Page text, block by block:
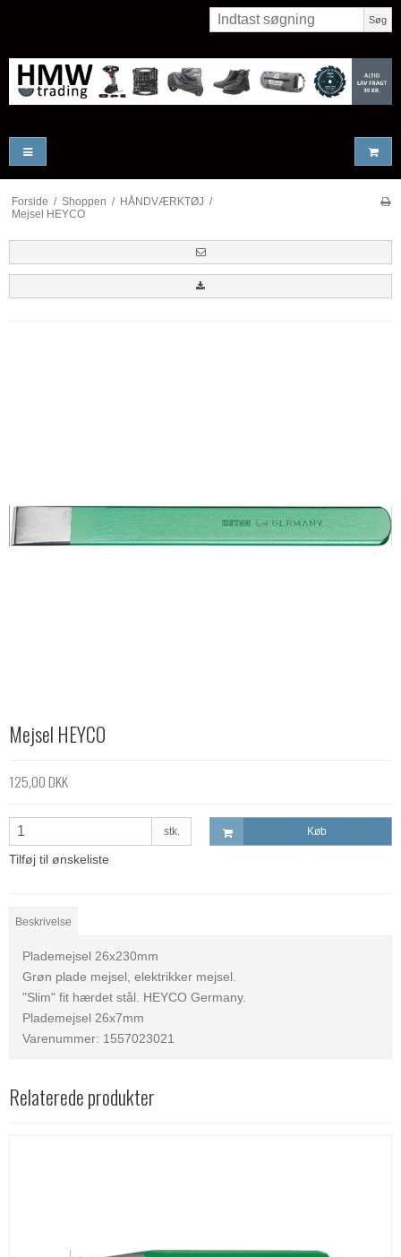
Søg
Forside / Shoppen / HÅNDVÆRKTØJ /
Mejsel HEYCO
Mejsel HEYCO
125,00 DKK
stk. Køb
Tilføj til ønskeliste
Beskrivelse
Plademejsel 26x230mm
Grøn plade mejsel, elektrikker mejsel.
"Slim" fit hærdet stål. HEYCO Germany.
Plademejsel 26x7mm
Varenummer: 1557023021
Relaterede produkter